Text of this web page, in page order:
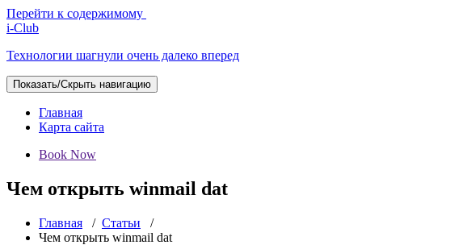
Перейти к содержимому
i-Club
Технологии шагнули очень далеко вперед
Показать/Скрыть навигацию
Главная
Карта сайта
Book Now
Чем открыть winmail dat
Главная / Статьи /
Чем открыть winmail dat